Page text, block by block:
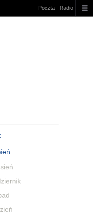
Poczta Radio